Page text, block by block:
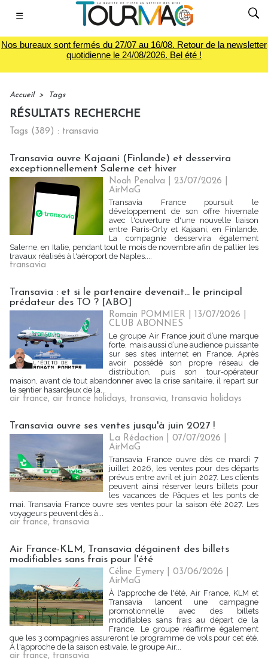
☰
Nos bureaux sont fermés du 27/07 au 16/08. Retour de la newsletter
quotidienne le 24/08/2026. Bel été !
Accueil > Tags
RÉSULTATS RECHERCHE
Tags (389) : transavia
Transavia ouvre Kajaani (Finlande) et desservira
exceptionnellement Salerne cet hiver
Noah Penalva | 23/07/2026
AirMaG
Transavia France poursuit le
développement de son offre hivernale
avec l'ouverture d'une nouvelle liaison
entre Paris-Orly et Kajaani, en Finlande.
La compagnie desservira également
Salerne, en Italie, pendant tout le mois de novembre afin de pallier les
travaux réalisés à l'aéroport de Naples....
transavia
Transavia : et si le partenaire devenait... le principal
prédateur des TO ? [ABO]
Romain POMMIER | 13/07/2026
CLUB ABONNES
Le groupe Air France jouit d’une marque
forte, mais aussi d’une audience puissante
sur ses sites internet en France. Après
avoir possédé son propre réseau de
distribution, puis son tour-opérateur
maison, avant de tout abandonner avec la crise sanitaire, il repart sur
le sentier hasardeux de la...
air france, air france holidays, transavia, transavia holidays
Transavia ouvre ses ventes jusqu'à juin 2027 !
La Rédaction | 07/07/2026
AirMaG
Transavia France ouvre dès ce mardi 7
juillet 2026, les ventes pour des départs
prévus entre avril et juin 2027. Les clients
peuvent ainsi réserver leurs billets pour
les vacances de Pâques et les ponts de
mai. Transavia France ouvre ses ventes pour la saison été 2027. Les
voyageurs peuvent dès à...
air france, transavia
Air France-KLM, Transavia dégainent des billets
modifiables sans frais pour l'été
Céline Eymery | 03/06/2026
AirMaG
À l'approche de l'été, Air France, KLM et
Transavia lancent une campagne
promotionnelle avec des billets
modifiables sans frais au départ de la
France. Le groupe réaffirme également
que les 3 compagnies assureront le programme de vols pour cet été.
À l'approche de la saison estivale, le groupe Air...
air france, transavia